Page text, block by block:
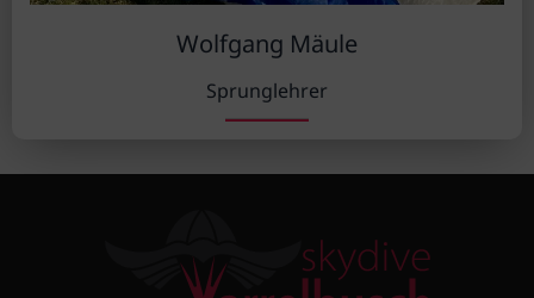
Wolfgang Mäule
Sprunglehrer